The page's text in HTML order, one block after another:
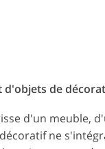
d'objets de
d'un meuble,
ne